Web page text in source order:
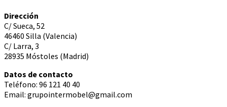
Dirección
C/ Sueca, 52
46460 Silla (Valencia)
C/ Larra, 3
28935 Móstoles (Madrid)
Datos de contacto
Teléfono: 96 121 40 40
Email: grupointermobel@gmail.com